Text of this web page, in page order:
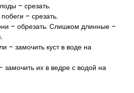
– срезать.
– срезать.
– обрезать. Слишком длинные –
– замочить куст в воде на
их в ведре с водой на